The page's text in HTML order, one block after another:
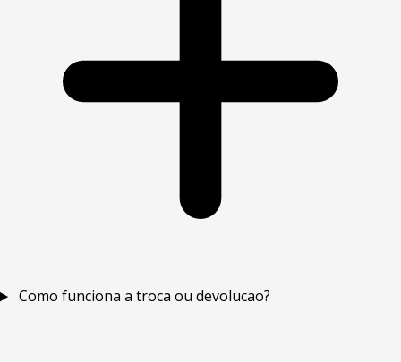
Como funciona a troca ou devolucao?